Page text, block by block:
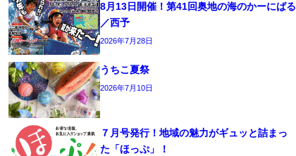
8月13日開催！第41回奥地の海のかーにばる
／西予
2026年7月28日
うちこ夏祭
2026年7月10日
７月号発行！地域の魅力がギュッと詰まっ
た「ほっぷ」！